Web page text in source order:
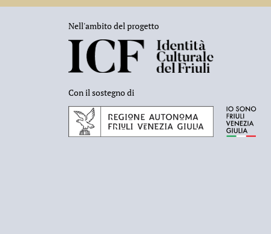
Nell'ambito del progetto
Con il sostegno di